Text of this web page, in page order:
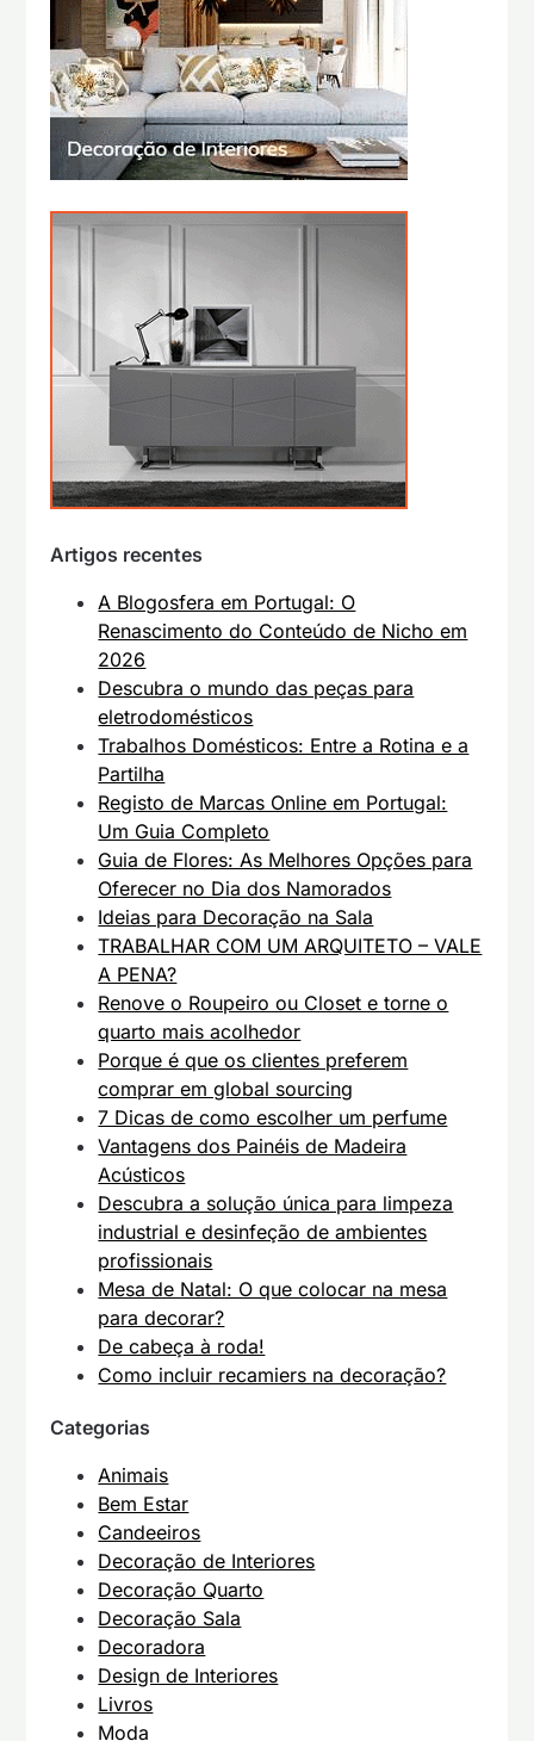
Artigos recentes
A Blogosfera em Portugal: O
Renascimento do Conteúdo de Nicho em
2026
Descubra o mundo das peças para
eletrodomésticos
Trabalhos Domésticos: Entre a Rotina e a
Partilha
Registo de Marcas Online em Portugal:
Um Guia Completo
Guia de Flores: As Melhores Opções para
Oferecer no Dia dos Namorados
Ideias para Decoração na Sala
TRABALHAR COM UM ARQUITETO – VALE
A PENA?
Renove o Roupeiro ou Closet e torne o
quarto mais acolhedor
Porque é que os clientes preferem
comprar em global sourcing
7 Dicas de como escolher um perfume
Vantagens dos Painéis de Madeira
Acústicos
Descubra a solução única para limpeza
industrial e desinfeção de ambientes
profissionais
Mesa de Natal: O que colocar na mesa
para decorar?
De cabeça à roda!
Como incluir recamiers na decoração?
Categorias
Animais
Bem Estar
Candeeiros
Decoração de Interiores
Decoração Quarto
Decoração Sala
Decoradora
Design de Interiores
Livros
Moda